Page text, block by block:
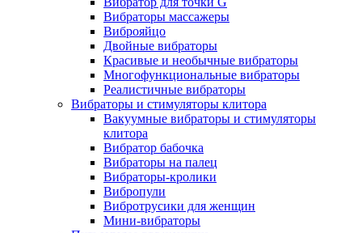
Вибраторы массажеры
Виброяйцо
Двойные вибраторы
Красивые и необычные вибраторы
Многофункциональные вибраторы
Реалистичные вибраторы
Вибраторы и стимуляторы клитора
Вакуумные вибраторы и стимуляторы
клитора
Вибратор бабочка
Вибраторы на палец
Вибраторы-кролики
Вибропули
Вибротрусики для женщин
Мини-вибраторы